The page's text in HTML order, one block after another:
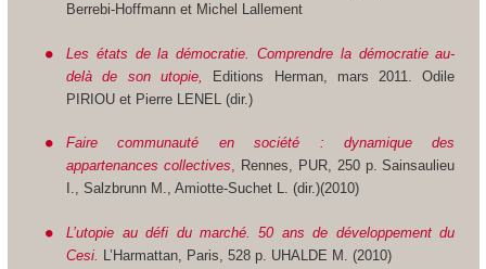
Berrebi-Hoffmann et Michel Lallement
Les états de la démocratie. Comprendre la démocratie au-
delà de son utopie,
Editions Herman, mars 2011. Odile
PIRIOU et Pierre LENEL (dir.)
Faire communauté en société : dynamique des
appartenances collectives, Rennes, PUR, 250 p. Sainsaulieu
I., Salzbrunn M., Amiotte-Suchet L. (dir.)(2010)
L’utopie au défi du marché. 50 ans de développement du
Cesi. L’Harmattan, Paris, 528 p. UHALDE M. (2010)